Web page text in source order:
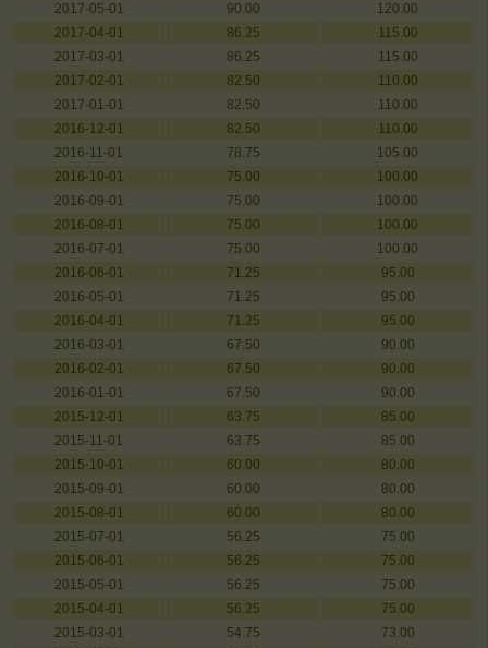
2017-05-01
90.00
120.00
2017-04-01
86.25
115.00
2017-03-01
86.25
115.00
2017-02-01
82.50
110.00
2017-01-01
82.50
110.00
2016-12-01
82.50
110.00
2016-11-01
78.75
105.00
2016-10-01
75.00
100.00
2016-09-01
75.00
100.00
2016-08-01
75.00
100.00
2016-07-01
75.00
100.00
2016-06-01
71.25
95.00
2016-05-01
71.25
95.00
2016-04-01
71.25
95.00
2016-03-01
67.50
90.00
2016-02-01
67.50
90.00
2016-01-01
67.50
90.00
2015-12-01
63.75
85.00
2015-11-01
63.75
85.00
2015-10-01
60.00
80.00
2015-09-01
60.00
80.00
2015-08-01
60.00
80.00
2015-07-01
56.25
75.00
2015-06-01
56.25
75.00
2015-05-01
56.25
75.00
2015-04-01
56.25
75.00
2015-03-01
54.75
73.00